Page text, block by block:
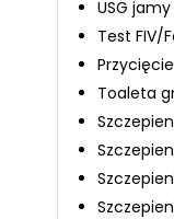
USG
Test FIV/
Toaleta